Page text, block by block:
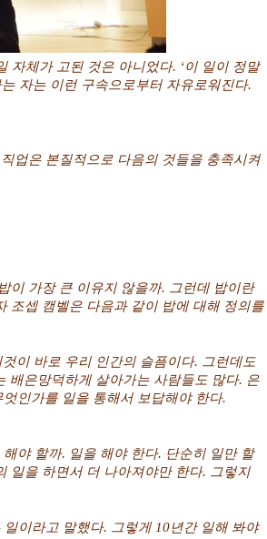
자체가 고된 것은 아니었다. ‘이 일이 정말
자는 이런 구속으로부터 자유로워진다.
업은 본질적으로 다음의 것들을 충족시켜
이 가장 큰 이유지 않을까. 그런데 밥이란
조셉 캠벨은 다음과 같이 밥에 대해 정의를
이 바로 우리 인간의 슬픔이다. 그런데도
배은망덕하게 살아가는 사람들도 많다. 은
인가를 일을 통해서 보답해야 한다.
야 할까. 일을 해야 한다. 단순히 일만 할
일을 하면서 더 나아져야만 한다. 그렇지
이라고 말했다. 그렇게 10년간 일해 봐야